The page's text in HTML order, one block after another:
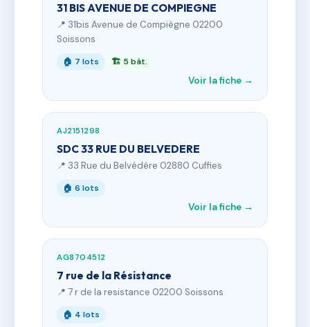
31 BIS AVENUE DE COMPIEGNE
📍 31bis Avenue de Compiègne 02200
Soissons
🏠 7 lots 🏗 5 bât.
Voir la fiche →
AJ2151298
SDC 33 RUE DU BELVEDERE
📍 33 Rue du Belvédère 02880 Cuffies
🏠 6 lots
Voir la fiche →
AG8704512
7 rue de la Résistance
📍 7 r de la resistance 02200 Soissons
🏠 4 lots